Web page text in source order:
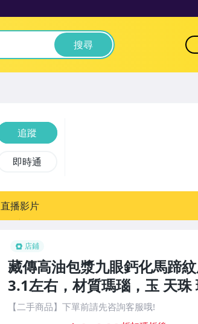
搜尋
店鋪
藏傳高油包漿九眼鈣化馬蹄
3.1左右，材質瑪瑙，玉 天珠
【二手商品】下單前請先咨詢客服哦!
追蹤
即時通
直播影片